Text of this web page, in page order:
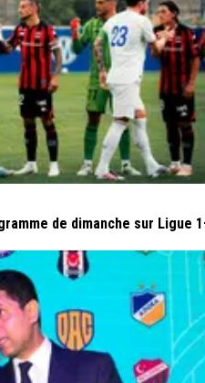
de dimanche sur Ligue